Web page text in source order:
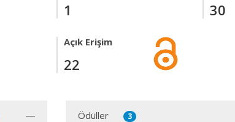
1 30
Açık Erişim
22
Ödüller 3